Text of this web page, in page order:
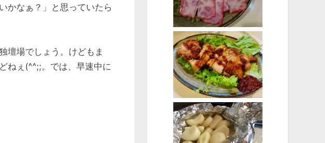
かなぁ？」と思っていたら
壇場でしょう。けどもま
ねぇ(^^;;。では、早速中に